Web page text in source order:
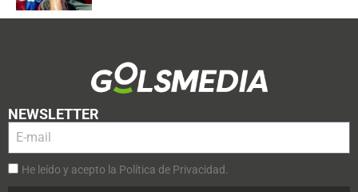
NEWSLETTER
He leído y acepto la Política de Privacidad.